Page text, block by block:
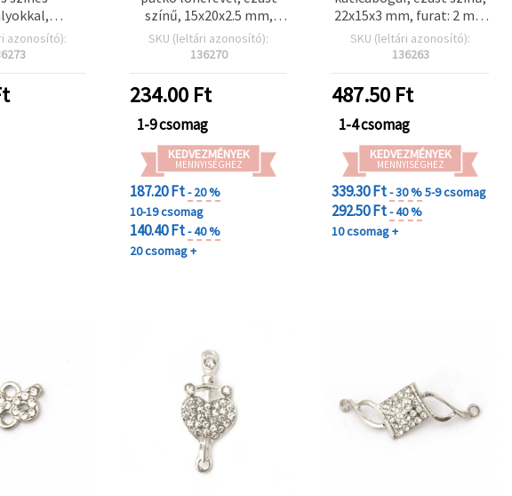
25×15×3
2 mm –
és
2 db
azonosító):
színű, 15x20x2.5 mm,
furat 2 mm – 2 db
SKU (leltári azonosító):
136270
234.00 Ft
1-9 csomag
KEDVEZMÉNYEK
MENNYISÉGHEZ
187.20 Ft- 20 %
10-19 csomag
140.40 Ft- 40 %
20 csomag +
22x15x3 mm, furat: 2 mm
– 5 db
SKU (leltári azonosító):
136263
487.50 Ft
1-4 csomag
KEDVEZMÉNYEK
MENNYISÉGHEZ
339.30 Ft- 30 %5-9 csomag
292.50 Ft- 40 %
10 csomag +